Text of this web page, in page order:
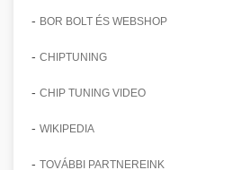
- BOR BOLT ÉS WEBSHOP
- CHIPTUNING
- CHIP TUNING VIDEO
- WIKIPEDIA
- TOVÁBBI PARTNEREINK